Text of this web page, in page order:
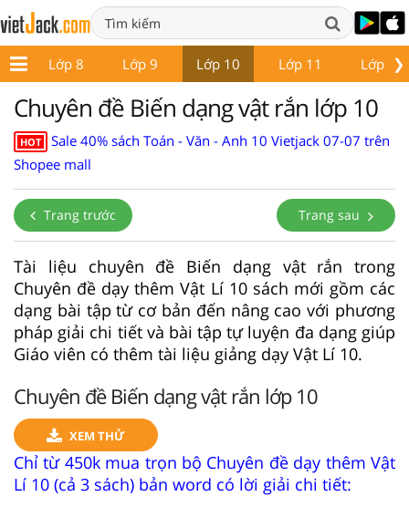
❯
Lớp 8 Lớp 9 Lớp 10 Lớp 11 Lớp 12
Chuyên đề Biến dạng vật rắn lớp 10
HOT
Sale 40% sách Toán - Văn - Anh 10 Vietjack 07-07 trên
Shopee mall
Trang trước Trang sau
Tài liệu chuyên đề Biến dạng vật rắn trong
Chuyên đề dạy thêm Vật Lí 10 sách mới gồm các
dạng bài tập từ cơ bản đến nâng cao với phương
pháp giải chi tiết và bài tập tự luyện đa dạng giúp
Giáo viên có thêm tài liệu giảng dạy Vật Lí 10.
Chuyên đề Biến dạng vật rắn lớp 10
XEM THỬ
Chỉ từ 450k mua trọn bộ Chuyên đề dạy thêm Vật
Lí 10 (cả 3 sách) bản word có lời giải chi tiết: